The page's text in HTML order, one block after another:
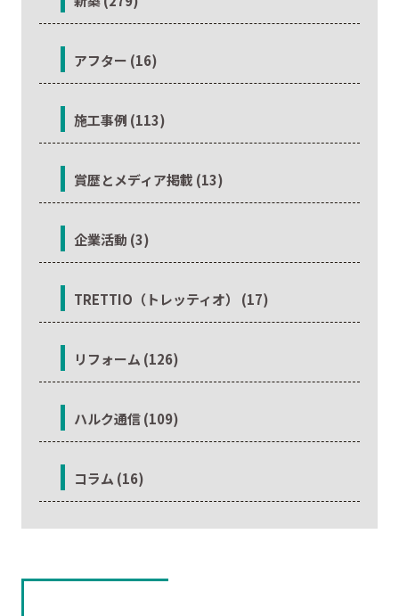
アフター (16)
施工事例 (113)
賞歴とメディア掲載 (13)
企業活動 (3)
TRETTIO（トレッティオ） (17)
リフォーム (126)
ハルク通信 (109)
コラム (16)